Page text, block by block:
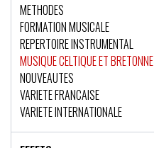
METHODES
FORMATION MUSICALE
REPERTOIRE INSTRUMENTAL
MUSIQUE CELTIQUE ET BRETONNE
NOUVEAUTES
VARIETE FRANCAISE
VARIETE INTERNATIONALE